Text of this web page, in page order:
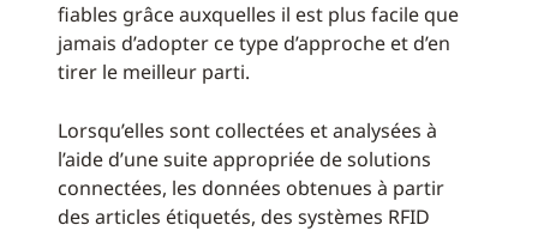
fiables grâce auxquelles il est plus facile que
jamais d’adopter ce type d’approche et d’en
tirer le meilleur parti.
Lorsqu’elles sont collectées et analysées à
l’aide d’une suite appropriée de solutions
connectées, les données obtenues à partir
des articles étiquetés, des systèmes RFID